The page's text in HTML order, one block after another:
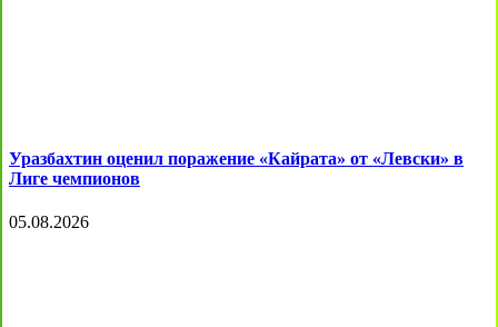
Уразбахтин оценил поражение «Кайрата» от «Левски» в
Лиге чемпионов
05.08.2026